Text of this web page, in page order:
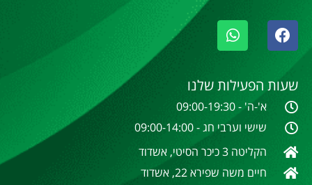
שעות הפעילות שלנו
א'-ה' - 09:00-19:30
שישי וערבי חג - 09:00-14:00
הקליטה 3 כיכר הסיטי, אשדוד
חיים משה שפירא 22, אשדוד